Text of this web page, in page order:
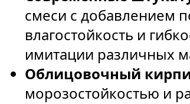
смеси с добавлением
влагостойкость и
имитации различных
Облицовочный
морозостойкостью и